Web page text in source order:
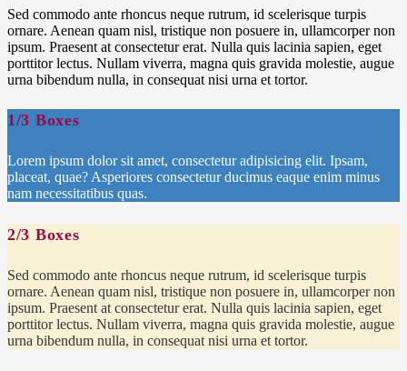
Sed commodo ante rhoncus neque rutrum, id scelerisque turpis
ornare. Aenean quam nisl, tristique non posuere in, ullamcorper non
ipsum. Praesent at consectetur erat. Nulla quis lacinia sapien, eget
porttitor lectus. Nullam viverra, magna quis gravida molestie, augue
urna bibendum nulla, in consequat nisi urna et tortor.
1/3 Boxes
Lorem ipsum dolor sit amet, consectetur adipisicing elit. Ipsam,
placeat, quae? Asperiores consectetur ducimus eaque enim minus
nam necessitatibus quas.
2/3 Boxes
Sed commodo ante rhoncus neque rutrum, id scelerisque turpis
ornare. Aenean quam nisl, tristique non posuere in, ullamcorper non
ipsum. Praesent at consectetur erat. Nulla quis lacinia sapien, eget
porttitor lectus. Nullam viverra, magna quis gravida molestie, augue
urna bibendum nulla, in consequat nisi urna et tortor.